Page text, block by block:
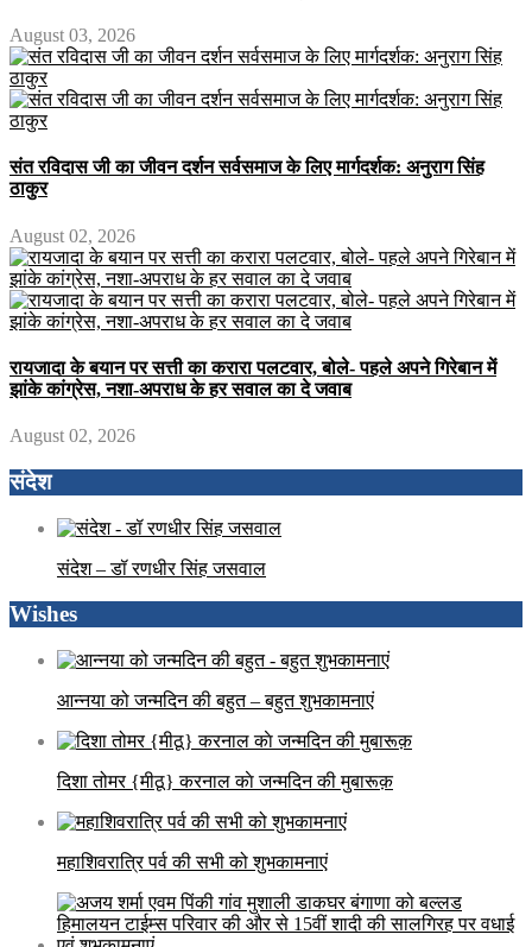
August 03, 2026
संत रविदास जी का जीवन दर्शन सर्वसमाज के लिए मार्गदर्शक: अनुराग सिंह
ठाकुर
August 02, 2026
रायजादा के बयान पर सत्ती का करारा पलटवार, बोले- पहले अपने गिरेबान में
झांके कांग्रेस, नशा-अपराध के हर सवाल का दे जवाब
August 02, 2026
संदेश
संदेश – डॉ रणधीर सिंह जसवाल
Wishes
आन्नया को जन्मदिन की बहुत – बहुत शुभकामनाएं
दिशा तोमर {मीठू} करनाल काे जन्मदिन की मुबारूक़
महाशिवरात्रि पर्व की सभी को शुभकामनाएं